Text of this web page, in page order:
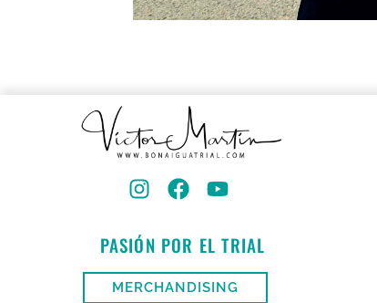
PASIÓN POR EL TRIAL
MERCHANDISING